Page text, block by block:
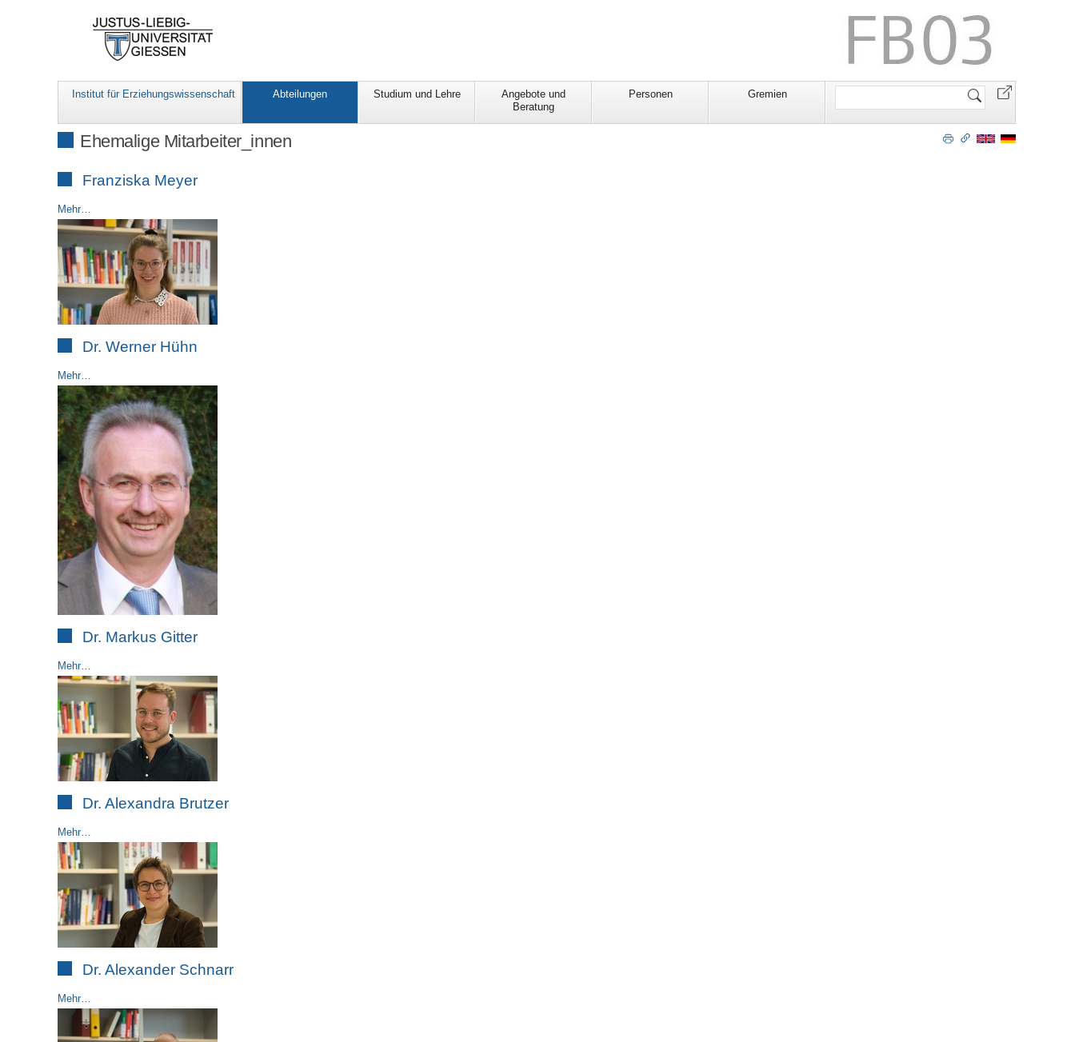
Institut für Erziehungswissenschaft Abteilungen Studium und Lehre
Angebote und
Beratung
Personen Gremien
Website
Ehemalige Mitarbeiter_innen
Franziska Meyer
Mehr…
Dr. Werner Hühn
Mehr…
Dr. Markus Gitter
Mehr…
Dr. Alexandra Brutzer
Mehr…
Dr. Alexander Schnarr
Mehr…